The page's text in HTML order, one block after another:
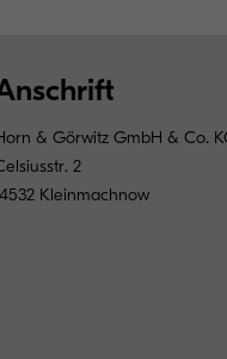
& Görwitz GmbH & Co.
2
Kleinmachnow